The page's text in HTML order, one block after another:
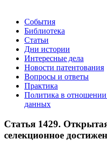
События
Библиотека
Статьи
Дни истории
Интересные дела
Новости патентования
Вопросы и ответы
Практика
Политика в
данных
Статья 1429.
селекционное